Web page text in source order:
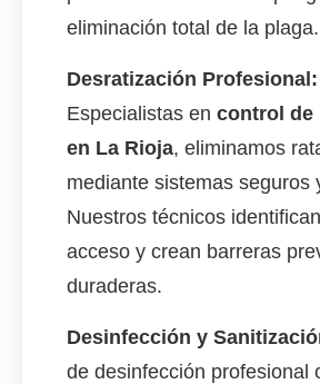
eliminación total de la plaga.
Desratización Profesional:
Especialistas en control de
en La Rioja, eliminamos
mediante sistemas seguros
Nuestros técnicos
acceso y crean barreras
duraderas.
Desinfección y
de desinfección profesional